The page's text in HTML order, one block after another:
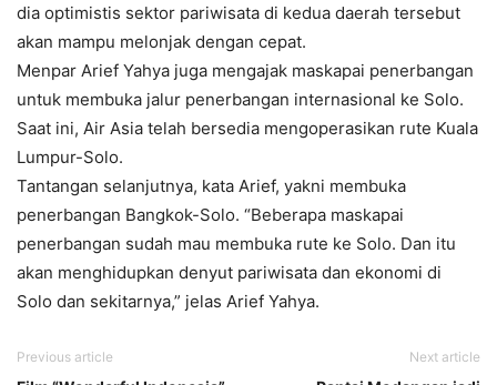
dia optimistis sektor pariwisata di kedua daerah tersebut
akan mampu melonjak dengan cepat.
Menpar Arief Yahya juga mengajak maskapai penerbangan
untuk membuka jalur penerbangan internasional ke Solo.
Saat ini, Air Asia telah bersedia mengoperasikan rute Kuala
Lumpur-Solo.
Tantangan selanjutnya, kata Arief, yakni membuka
penerbangan Bangkok-Solo. “Beberapa maskapai
penerbangan sudah mau membuka rute ke Solo. Dan itu
akan menghidupkan denyut pariwisata dan ekonomi di
Solo dan sekitarnya,” jelas Arief Yahya.
Previous article Next article